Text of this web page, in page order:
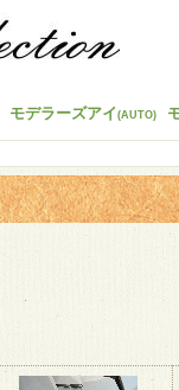
モデラーズアイ(AUTO)